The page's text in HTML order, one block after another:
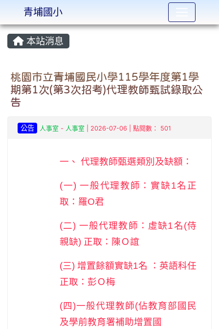
:::
本站消息
桃園市立青埔國民小學115學年度第1學
期第1次(第3次招考)代理教師甄試錄取公
告
公告 人事室 - 人事室 | 2026-07-06 | 點閱數： 501
一、 代理教師甄選類別及缺額：
(一) 一般代理教師：實缺1名正
取：羅O君
(二) 一般代理教師：虛缺1名(侍
親缺) 正取：陳Ｏ誼
(三) 增置餘額實缺1名 ：英語科任
正取：彭Ｏ梅
(四)一般代理教師(佔教育部國民
及學前教育署補助增置國
青埔國小